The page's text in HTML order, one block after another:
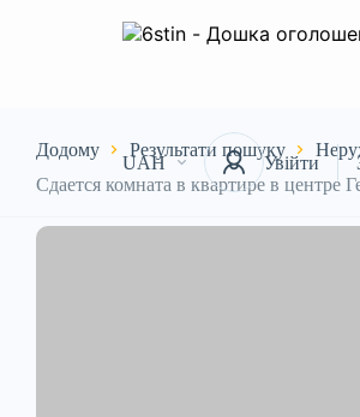
UAH Увійти
Додому Результати пошуку
Сдается комната в квартире в центре